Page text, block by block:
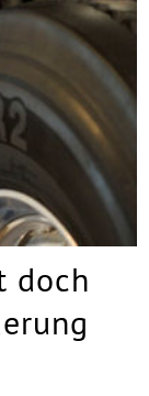
doch